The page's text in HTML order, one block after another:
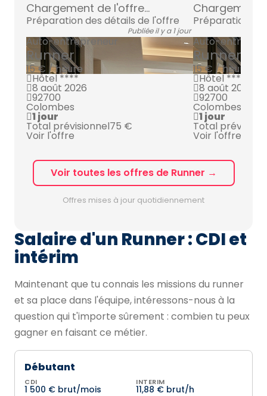
Chargement de l'offre...
Préparation des détails de l'offre
Publiée il y a 1 jour
Auto-entrepreneur
Runner
15 € / heure
Hôtel ****
8 août 2026
92700
Colombes
1 jour
Total prévisionnel75 €
Voir l'offre
Chargement
Préparation
Auto-
Runner
15 € / heure
Hôtel ****
8 août 2026
92700
Colombes
1 jour
Total
Voir l'offre
Voir toutes les offres de Runner →
Offres mises à jour quotidiennement
Salaire d'un Runner : CDI et
intérim
Maintenant que tu connais les missions du runner
et sa place dans l'équipe, intéressons-nous à la
question qui t'importe sûrement : combien tu peux
gagner en faisant ce métier.
Débutant
CDI
1 500 € brut/mois
INTERIM
11,88 € brut/h